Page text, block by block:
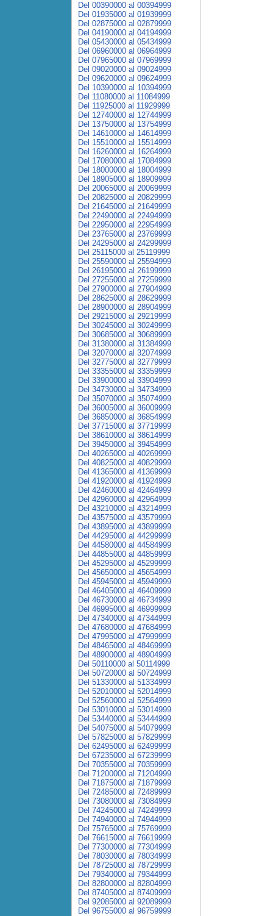
Del 00390000 al 00394999
Del 01935000 al 01939999
Del 02875000 al 02879999
Del 04190000 al 04194999
Del 05430000 al 05434999
Del 06960000 al 06964999
Del 07965000 al 07969999
Del 09020000 al 09024999
Del 09620000 al 09624999
Del 10390000 al 10394999
Del 11080000 al 11084999
Del 11925000 al 11929999
Del 12740000 al 12744999
Del 13750000 al 13754999
Del 14610000 al 14614999
Del 15510000 al 15514999
Del 16260000 al 16264999
Del 17080000 al 17084999
Del 18000000 al 18004999
Del 18905000 al 18909999
Del 20065000 al 20069999
Del 20825000 al 20829999
Del 21645000 al 21649999
Del 22490000 al 22494999
Del 22950000 al 22954999
Del 23765000 al 23769999
Del 24295000 al 24299999
Del 25115000 al 25119999
Del 25590000 al 25594999
Del 26195000 al 26199999
Del 27255000 al 27259999
Del 27900000 al 27904999
Del 28625000 al 28629999
Del 28900000 al 28904999
Del 29215000 al 29219999
Del 30245000 al 30249999
Del 30685000 al 30689999
Del 31380000 al 31384999
Del 32070000 al 32074999
Del 32775000 al 32779999
Del 33355000 al 33359999
Del 33900000 al 33904999
Del 34730000 al 34734999
Del 35070000 al 35074999
Del 36005000 al 36009999
Del 36850000 al 36854999
Del 37715000 al 37719999
Del 38610000 al 38614999
Del 39450000 al 39454999
Del 40265000 al 40269999
Del 40825000 al 40829999
Del 41365000 al 41369999
Del 41920000 al 41924999
Del 42460000 al 42464999
Del 42960000 al 42964999
Del 43210000 al 43214999
Del 43575000 al 43579999
Del 43895000 al 43899999
Del 44295000 al 44299999
Del 44580000 al 44584999
Del 44855000 al 44859999
Del 45295000 al 45299999
Del 45650000 al 45654999
Del 45945000 al 45949999
Del 46405000 al 46409999
Del 46730000 al 46734999
Del 46995000 al 46999999
Del 47340000 al 47344999
Del 47680000 al 47684999
Del 47995000 al 47999999
Del 48465000 al 48469999
Del 48900000 al 48904999
Del 50110000 al 50114999
Del 50720000 al 50724999
Del 51330000 al 51334999
Del 52010000 al 52014999
Del 52560000 al 52564999
Del 53010000 al 53014999
Del 53440000 al 53444999
Del 54075000 al 54079999
Del 57825000 al 57829999
Del 62495000 al 62499999
Del 67235000 al 67239999
Del 70355000 al 70359999
Del 71200000 al 71204999
Del 71875000 al 71879999
Del 72485000 al 72489999
Del 73080000 al 73084999
Del 74245000 al 74249999
Del 74940000 al 74944999
Del 75765000 al 75769999
Del 76615000 al 76619999
Del 77300000 al 77304999
Del 78030000 al 78034999
Del 78725000 al 78729999
Del 79340000 al 79344999
Del 82800000 al 82804999
Del 87405000 al 87409999
Del 92085000 al 92089999
Del 96755000 al 96759999